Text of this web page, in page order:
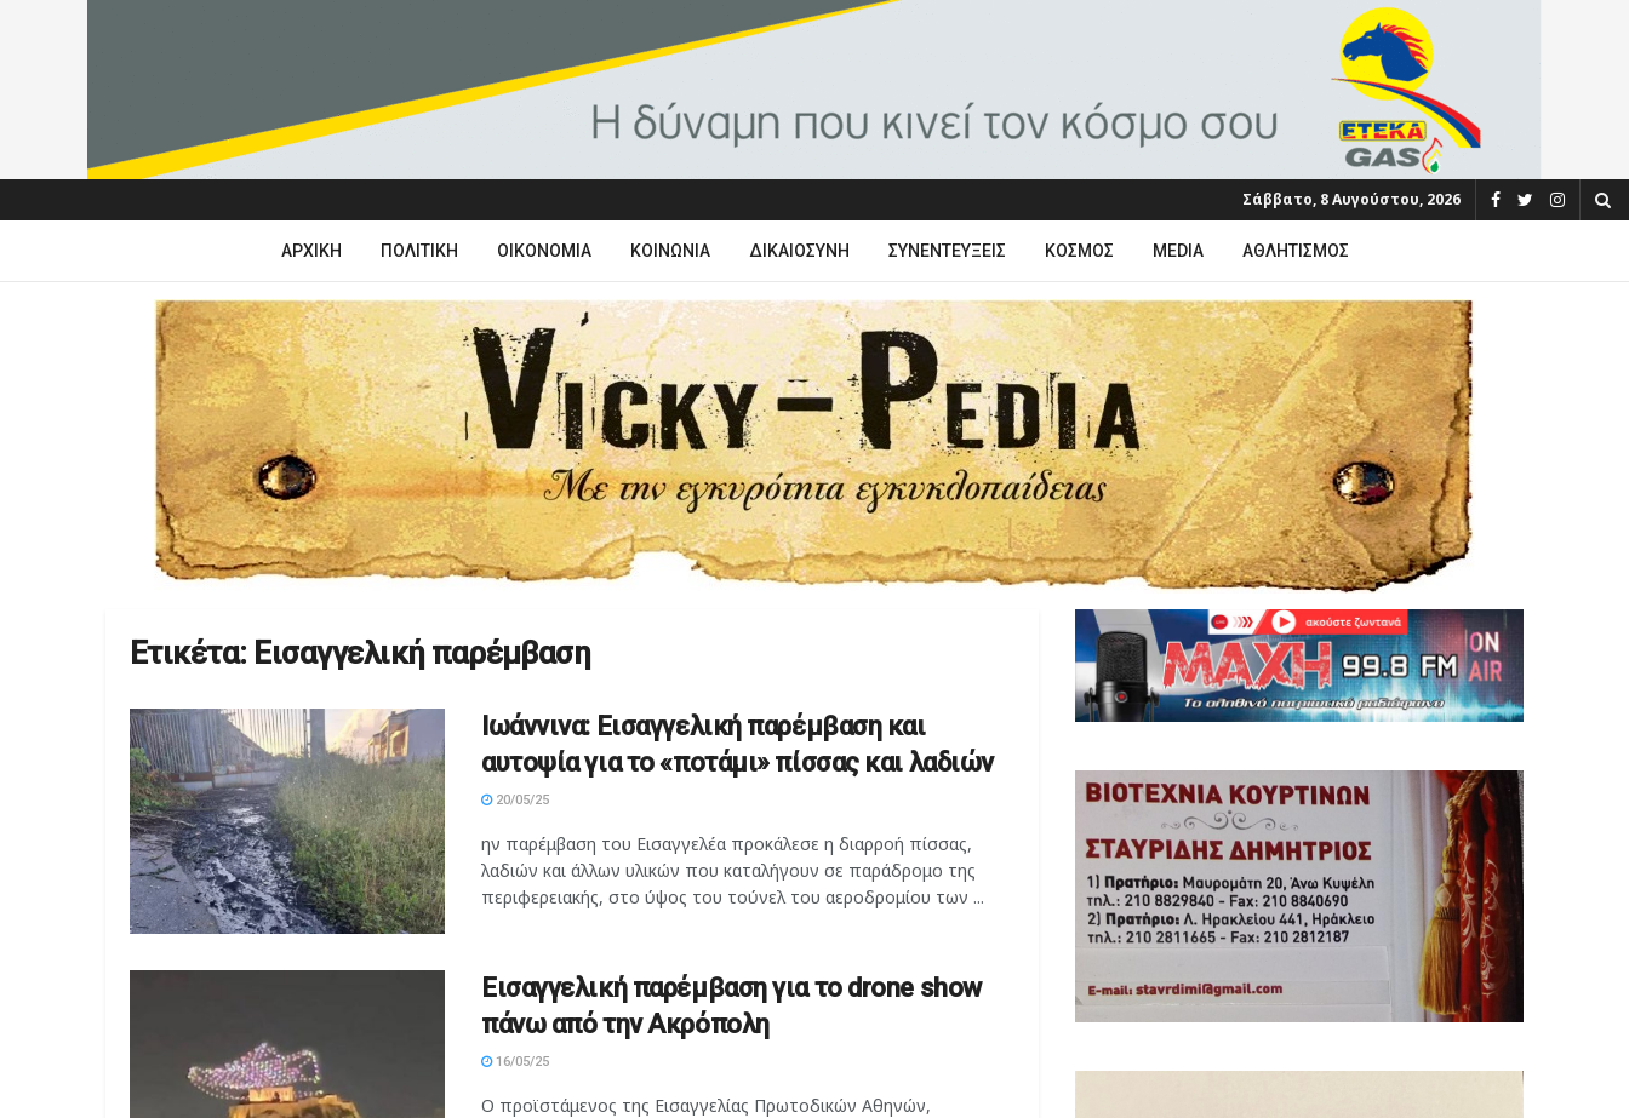
Σάββατο, 8 Αυγούστου, 2026
ΑΡΧΙΚΉ ΠΟΛΙΤΙΚΉ ΟΙΚΟΝΟΜΊΑ ΚΟΙΝΩΝΊΑ ΔΙΚΑΙΟΣΎΝΗ ΣΥΝΕΝΤΕΎΞΕΙΣ ΚΌΣΜΟΣ MEDIA ΑΘΛΗΤΙΣΜΌΣ
Ετικέτα: Εισαγγελική παρέμβαση
Ιωάννινα: Εισαγγελική παρέμβαση και
αυτοψία για το «ποτάμι» πίσσας και λαδιών
20/05/25
ην παρέμβαση του Εισαγγελέα προκάλεσε η διαρροή πίσσας,
λαδιών και άλλων υλικών που καταλήγουν σε παράδρομο της
περιφερειακής, στο ύψος του τούνελ του αεροδρομίου των ...
Εισαγγελική παρέμβαση για το drone show
πάνω από την Ακρόπολη
16/05/25
Ο προϊστάμενος της Εισαγγελίας Πρωτοδικών Αθηνών,